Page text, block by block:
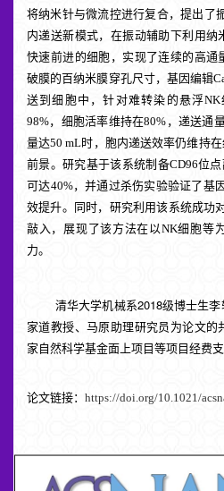
将纳米针与微流控进行复合，提出了
内递送新模式， 在振动辅助下利用纳
快速前进的细胞，实现了连续的高通
破膜的百纳米膜穿孔尺寸， 基因编辑
送到细胞中 ，针对难转染的悬浮NK
98%， 细胞活率维持在80% ，递送通
量达50 mL时，胞内递送效率仍维持在
前景。 研究基于该系统制备CD96位点
可达40%，并通过杀伤实验验证了基
效提升。同时，研究利用该系统成功
敲入 ， 展现了该方法在以NK细胞等
力。
清华大学机械系2018级博士生李
家道教授、马原助理研究员 为论文的
家自然科学基金面上项目等项目经费支
论文链接： https://doi.org/10.1021/